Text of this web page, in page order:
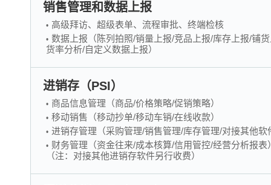
销售管理和数据上报
高级拜访、超级表单、流程审批、终端检核
数据上报（陈列拍照/销量上报/竞品上报/库存上报/铺
货率分析/自定义数据上报）
进销存（PSI）
商品信息管理（商品/价格策略/促销策略）
移动销售（移动抄单/移动车销/在线收款）
进销存管理（采购管理/销售管理/库存管理/对接其他软
财务管理（资金往来/成本核算/信用管控/经营分析报表
（注：对接其他进销存软件另行收费）